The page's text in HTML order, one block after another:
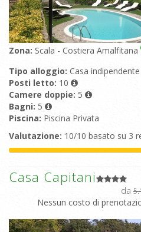
Zona: Scala - Costiera Amalfitana
Tipo alloggio: Casa indipendente
Posti letto: 10
Camere doppie: 5
Bagni: 5
Piscina: Piscina Privata
Valutazione: 10/10 basato su 3
Casa Capitani
da
Nessun costo di